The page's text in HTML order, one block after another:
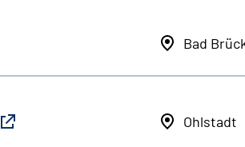
Bad
Ohlstadt